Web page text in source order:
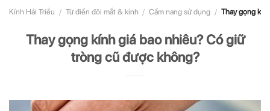
Kính Hải Triều / Từ điển đôi mắt & kính / Cẩm nang sử dụng / Thay gọng
Thay gọng kính giá bao nhiêu? Có giữ
tròng cũ được không?